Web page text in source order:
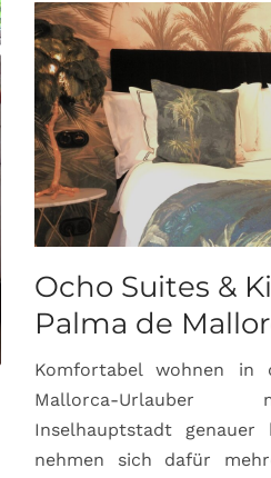
Ocho Suites &
Palma de
Komfortabel wohnen in
Mallorca-
Inselhauptstadt genauer
nehmen sich dafür